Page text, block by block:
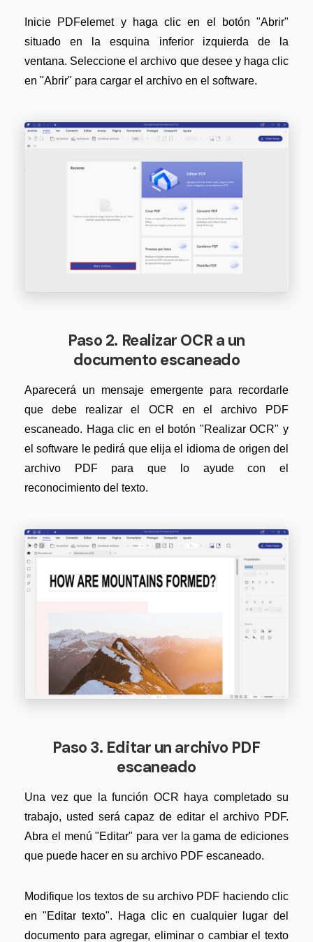
Inicie PDFelemet y haga clic en el botón "Abrir"
situado en la esquina inferior izquierda de la
ventana. Seleccione el archivo que desee y haga clic
en "Abrir" para cargar el archivo en el software.
Paso 2. Realizar OCR a un
documento escaneado
Aparecerá un mensaje emergente para recordarle
que debe realizar el OCR en el archivo PDF
escaneado. Haga clic en el botón "Realizar OCR" y
el software le pedirá que elija el idioma de origen del
archivo PDF para que lo ayude con el
reconocimiento del texto.
Paso 3. Editar un archivo PDF
escaneado
Una vez que la función OCR haya completado su
trabajo, usted será capaz de editar el archivo PDF.
Abra el menú "Editar" para ver la gama de ediciones
que puede hacer en su archivo PDF escaneado.
Modifique los textos de su archivo PDF haciendo clic
en "Editar texto". Haga clic en cualquier lugar del
documento para agregar, eliminar o cambiar el texto